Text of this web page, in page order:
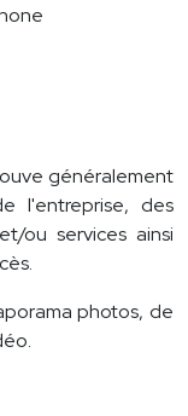
généralement
l'entreprise, des
ou services ainsi
photos, de